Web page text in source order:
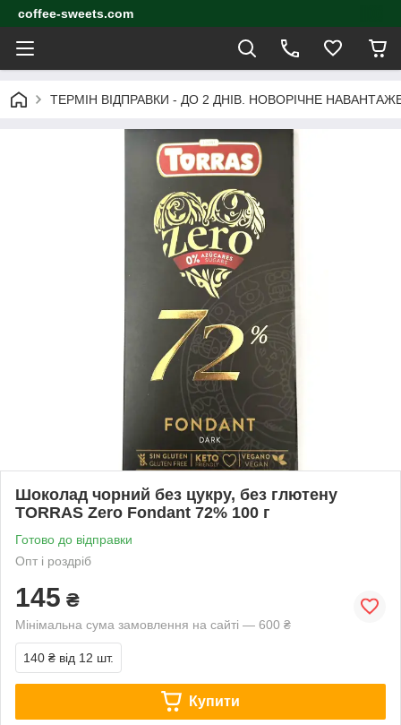
coffee-sweets.com
ТЕРМІН ВІДПРАВКИ - ДО 2 ДНІВ. НОВОРІЧНЕ
Шоколад чорний без цукру, без глютену
TORRAS Zero Fondant 72% 100 г
Готово до відправки
Опт і роздріб
145 ₴
Мінімальна сума замовлення на сайті — 600 ₴
140 ₴ від 12 шт.
Купити